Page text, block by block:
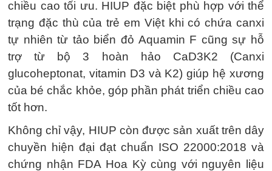
chiều cao tối ưu. HIUP đặc biệt phù hợp với thể
trạng đặc thù của trẻ em Việt khi có chứa canxi
tự nhiên từ tảo biển đỏ Aquamin F cũng sự hỗ
trợ từ bộ 3 hoàn hảo CaD3K2 (Canxi
glucoheptonat, vitamin D3 và K2) giúp hệ xương
của bé chắc khỏe, góp phần phát triển chiều cao
tốt hơn.
Không chỉ vậy, HIUP còn được sản xuất trên dây
chuyền hiện đại đạt chuẩn ISO 22000:2018 và
chứng nhận FDA Hoa Kỳ cùng với nguyên liệu